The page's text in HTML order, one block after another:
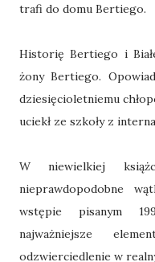
trafi do domu Bertiego.
Historię Bertiego i
żony Bertiego.
dziesięcioletniemu
uciekł ze szkoły z
W niewielkiej
nieprawdopodobne
wstępie pisanym
najważniejsze
odzwierciedlenie w